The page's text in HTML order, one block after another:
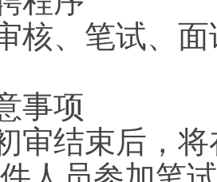
核、笔试、
事项
审结束后，